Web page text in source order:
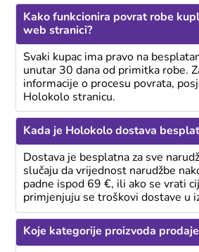
Kako funkcionira povrat robe
web stranici?
Svaki kupac ima pravo na
unutar 30 dana od primitka robe.
informacije o procesu povrata,
Holokolo stranicu.
Kada je Holokolo dostava
Dostava je besplatna za sve
slučaju da vrijednost narudžbe
padne ispod 69 €, ili ako se vrati
primjenjuju se troškovi dostave u
Koje kategorije proizvoda